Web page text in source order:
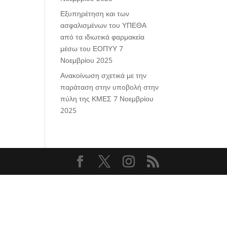
Εξυπηρέτηση και των
ασφαλισμένων του ΥΠΕΘΑ
από τα ιδιωτικά φαρμακεία
μέσω του ΕΟΠΥΥ 7
Νοεμβρίου 2025
Ανακοίνωση σχετικά με την
παράταση στην υποβολή στην
πύλη της ΚΜΕΣ 7 Νοεμβρίου
2025